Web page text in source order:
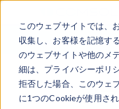
このウェブサイトでは、
収集し、お客様を記憶す
のウェブサイトや他のメ
細は、プライバシーポリ
拒否した場合、このウェ
に1つのCookieが使用され
ア